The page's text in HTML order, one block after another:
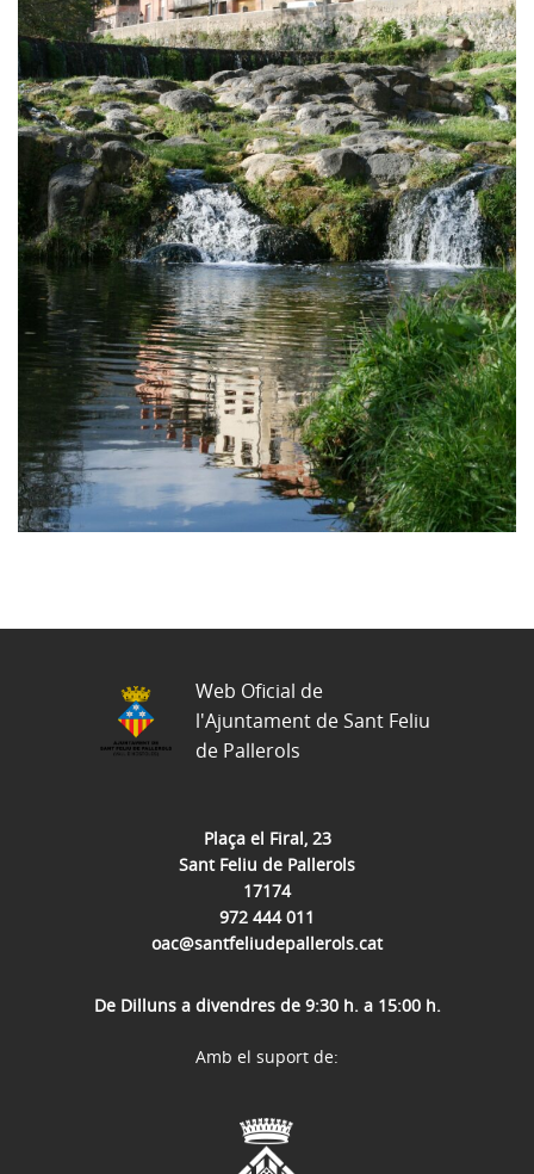
Plaça el Firal, 23
Sant Feliu de Pallerols
17174
972 444 011
oac@santfeliudepallerols.cat
De Dilluns a divendres de 9:30 h. a 15:00 h.
Web Oficial de
l'Ajuntament de Sant Feliu
de Pallerols
Amb el suport de: